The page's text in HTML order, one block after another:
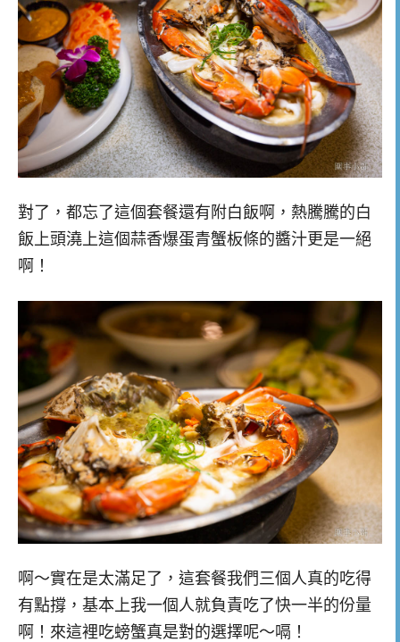
對了，都忘了這個套餐還有附白飯啊，熱騰騰的白
飯上頭澆上這個蒜香爆蛋青蟹板條的醬汁更是一絕
啊！
啊～實在是太滿足了，這套餐我們三個人真的吃得
有點撐，基本上我一個人就負責吃了快一半的份量
啊！來這裡吃螃蟹真是對的選擇呢～嗝！